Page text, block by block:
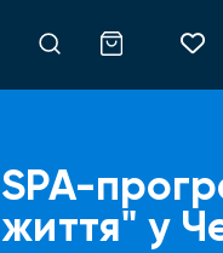
SPA-
життя" у